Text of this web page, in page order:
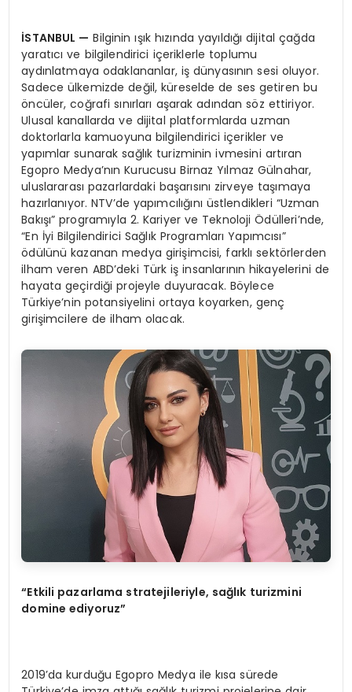
İSTANBUL — Bilginin ışık hızında yayıldığı dijital çağda
yaratıcı ve bilgilendirici içeriklerle toplumu
aydınlatmaya odaklananlar, iş dünyasının sesi oluyor.
Sadece ülkemizde değil, küreselde de ses getiren bu
öncüler, coğrafi sınırları aşarak adından söz ettiriyor.
Ulusal kanallarda ve dijital platformlarda uzman
doktorlarla kamuoyuna bilgilendirici içerikler ve
yapımlar sunarak sağlık turizminin ivmesini artıran
Egopro Medya’nın Kurucusu Birnaz Yılmaz Gülnahar,
uluslararası pazarlardaki başarısını zirveye taşımaya
hazırlanıyor. NTV’de yapımcılığını üstlendikleri “Uzman
Bakışı” programıyla 2. Kariyer ve Teknoloji Ödülleri’nde,
“En İyi Bilgilendirici Sağlık Programları Yapımcısı”
ödülünü kazanan medya girişimcisi, farklı sektörlerden
ilham veren ABD’deki Türk iş insanlarının hikayelerini de
hayata geçirdiği projeyle duyuracak. Böylece
Türkiye’nin potansiyelini ortaya koyarken, genç
girişimcilere de ilham olacak.
“Etkili pazarlama stratejileriyle, sağlık turizmini
domine ediyoruz”
2019’da kurduğu Egopro Medya ile kısa sürede